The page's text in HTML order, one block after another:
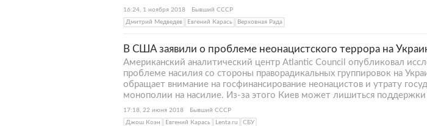
16:24, 1 ноября 2018
Бывший СССР
Дмитрий Медведев
Евгений Карась Верховная Рада
В США заявили о проблеме неонацистского террора на
Американский аналитический центр Atlantic Council опубликовал
проблеме насилия со стороны праворадикальных группировок на
обращает внимание на госфинансирование неонацистов и утрату
монополии на насилие. Из-за этого Киев может лишиться поддержки
17:18, 22 июня 2018
Бывший СССР
Джош Коэн
Евгений Карась Lenta.ru СБУ